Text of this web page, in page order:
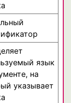
язык
на
указывает